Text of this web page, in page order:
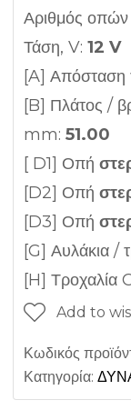
Αριθμός
Τάση, V: 12 V
[A] Απόσταση
[B] Πλάτος /
mm: 51.00
[ D1] Οπή
[D2] Οπή
[D3] Οπή
[G] Αυλάκια /
[H] Τροχαλία
Add to
Κωδικός
Κατηγορία: